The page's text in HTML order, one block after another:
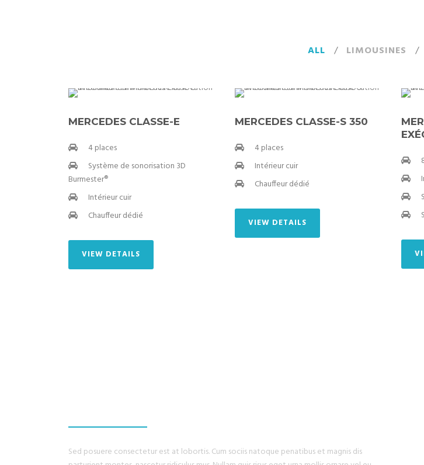
ALL / LIMOUSINES /
MERCEDES CLASSE-E
4 places
Système de sonorisation 3D
Burmester®
Intérieur cuir
Chauffeur dédié
VIEW DETAILS
MERCEDES CLASSE-S 350
4 places
Intérieur cuir
Chauffeur dédié
VIEW DETAILS
Sed posuere consectetur est at lobortis. Cum sociis natoque penatibus et magnis dis